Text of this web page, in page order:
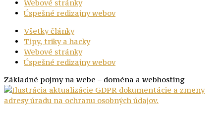
Webové stránky
Úspešné redizajny webov
Všetky články
Tipy, triky a hacky
Webové stránky
Úspešné redizajny webov
Základné pojmy na webe – doména a webhosting